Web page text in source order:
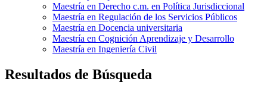
Maestría en Derecho c.m. en Política Jurisdiccional
Maestría en Regulación de los Servicios Públicos
Maestría en Docencia universitaria
Maestría en Cognición Aprendizaje y Desarrollo
Maestría en Ingeniería Civil
Resultados de Búsqueda